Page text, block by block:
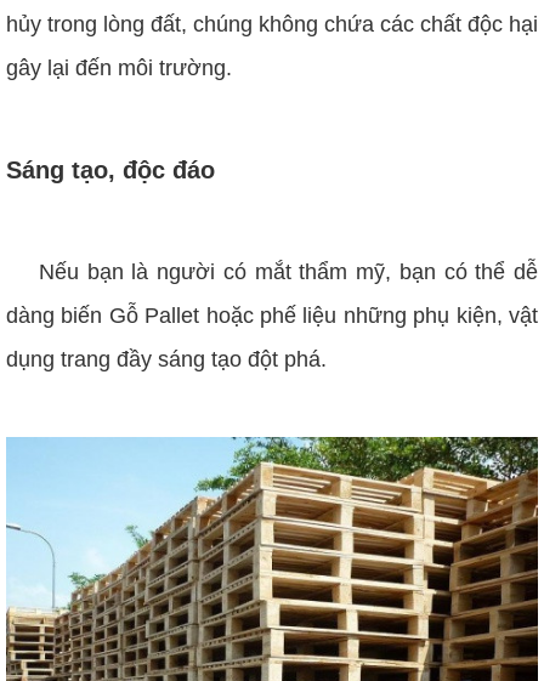
hủy trong lòng đất, chúng không chứa các chất độc hại
gây lại đến môi trường.
Sáng tạo, độc đáo
Nếu bạn là người có mắt thẩm mỹ, bạn có thể dễ
dàng biến Gỗ Pallet hoặc phế liệu những phụ kiện, vật
dụng trang đầy sáng tạo đột phá.